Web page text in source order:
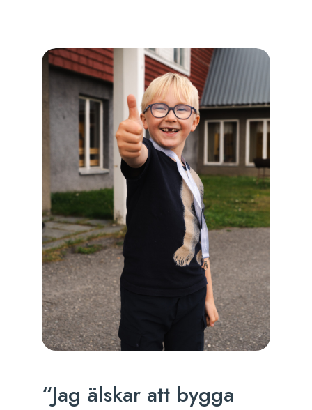
“Jag älskar att bygga